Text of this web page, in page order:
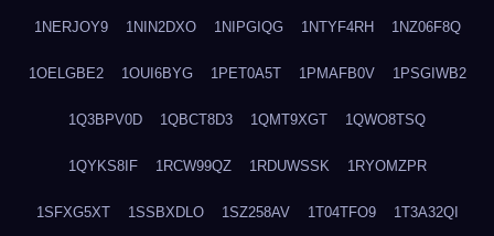
1NERJOY9 1NIN2DXO 1NIPGIQG 1NTYF4RH 1NZ06F8Q
1OELGBE2 1OUI6BYG 1PET0A5T 1PMAFB0V 1PSGIWB2
1Q3BPV0D 1QBCT8D3 1QMT9XGT 1QWO8TSQ
1QYKS8IF 1RCW99QZ 1RDUWSSK 1RYOMZPR
1SFXG5XT 1SSBXDLO 1SZ258AV 1T04TFO9 1T3A32QI